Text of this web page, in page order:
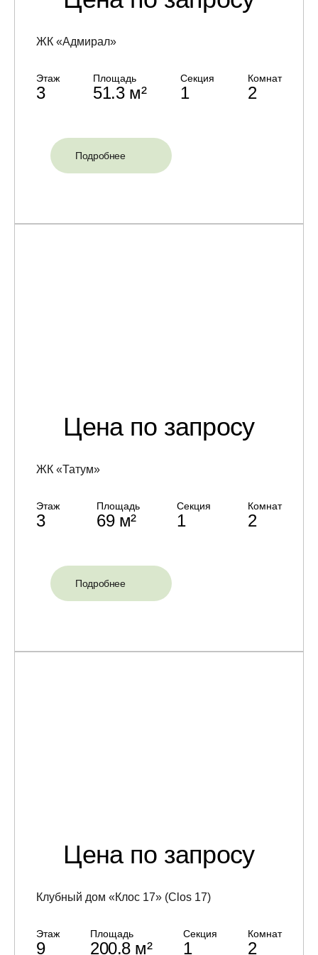
ЖК «Адмирал»
Этаж
3
Площадь
51.3 м²
Секция
1
Комнат
2
Подробнее
Цена по запросу
ЖК «Татум»
Этаж
3
Площадь
69 м²
Секция
1
Комнат
2
Подробнее
Цена по запросу
Клубный дом «Клос 17» (Clos 17)
Этаж
9
Площадь
200.8 м²
Секция
1
Комнат
2